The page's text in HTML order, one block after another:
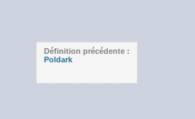
Définition précédente :
Poldark